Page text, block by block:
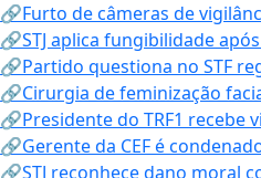
🔗Furto de câmeras de
🔗STJ aplica fungibilidade
🔗Partido questiona no STF
🔗Cirurgia de feminização
🔗Presidente do TRF1 recebe
🔗Gerente da CEF é
🔗STJ reconhece dano moral